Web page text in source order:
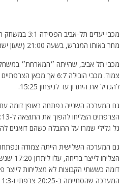
מכבי
מחר באותו המגרש, בשעה 21:00 (שעון ישראל).
מכבי תל אביב, שהייתה ״המארחת״
להגדיל את היתרון עד לניצחון 15:25.
גל גלילי שמרו על ההובלה כשהם דואגים
גם המערכה השלישית הייתה צמודה
המערכה שהסתיימה ב-20:25 צרפתי ו-1:3 בסיכום המשחק